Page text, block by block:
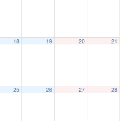
18 19 20 21
25 26 27 28